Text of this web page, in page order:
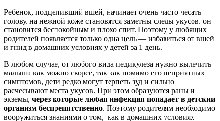
Ребенок, подцепивший вшей, начинает очень часто чесать
голову, на нежной коже становятся заметны следы укусов, он
становится беспокойным и плохо спит. Поэтому у любящих
родителей появляется только одна цель — избавиться от вшей
и гнид в домашних условиях у детей за 1 день.
В любом случае, от любого вида педикулеза нужно вылечить
малыша как можно скорее, так как помимо его неприятных
симптомов, дети редко могут терпеть зуд и сильно
расчесывают места укусов. При этом образуются раны и
экземы, через которые любая инфекция попадает в детский
организм беспрепятственно. Поэтому родителям необходимо
вооружиться знаниями о том, как в домашних условиях